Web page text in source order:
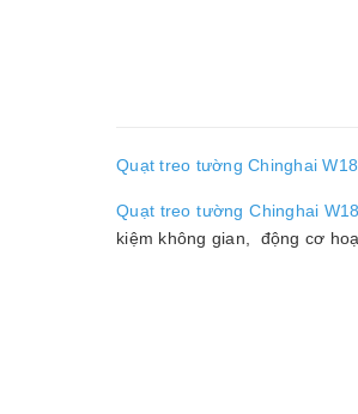
Quạt treo tường Chinghai
Quạt treo tường Chinghai W18
kiệm không gian, động cơ